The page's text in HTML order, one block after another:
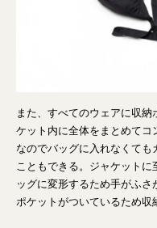
また、すべてのウェアに収
ケット内に全体をまとめて
なのでバッグに入れなくても
こともできる。ジャケット
ッグに変形するため手がふ
ポケットがついているため収